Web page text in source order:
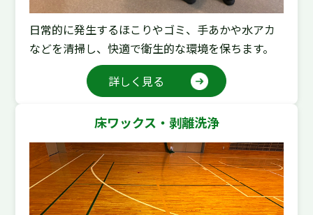
日常的に発生するほこりやゴミ、手あかや水アカ
などを清掃し、快適で衛生的な環境を保ちます。
詳しく見る
床ワックス・剥離洗浄